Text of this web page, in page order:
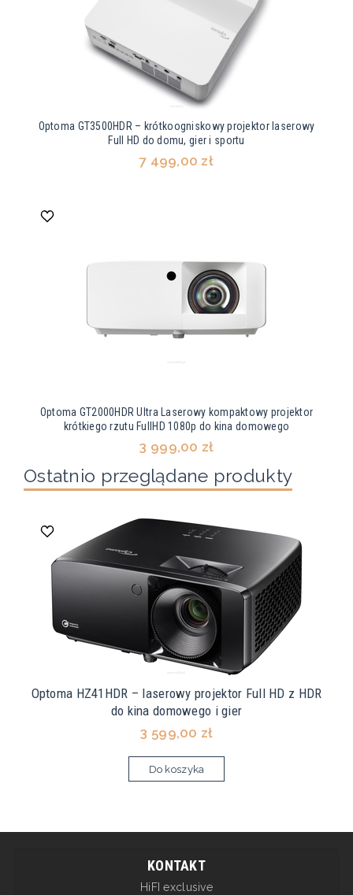
Optoma GT3500HDR – krótkoogniskowy projektor laserowy
Full HD do domu, gier i sportu
7 499,00 zł
Optoma GT2000HDR Ultra Laserowy kompaktowy projektor
krótkiego rzutu FullHD 1080p do kina domowego
3 999,00 zł
Ostatnio przeglądane produkty
Optoma HZ41HDR – laserowy projektor Full HD z HDR
do kina domowego i gier
3 599,00 zł
Do koszyka
KONTAKT
HiFI exclusive